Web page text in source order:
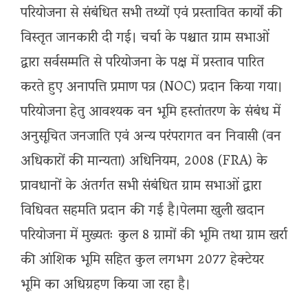
परियोजना से संबंधित सभी तथ्यों एवं प्रस्तावित कार्यों की
विस्तृत जानकारी दी गई। चर्चा के पश्चात ग्राम सभाओं
द्वारा सर्वसम्मति से परियोजना के पक्ष में प्रस्ताव पारित
करते हुए अनापत्ति प्रमाण पत्र (NOC) प्रदान किया गया।
परियोजना हेतु आवश्यक वन भूमि हस्तांतरण के संबंध में
अनुसूचित जनजाति एवं अन्य परंपरागत वन निवासी (वन
अधिकारों की मान्यता) अधिनियम, 2008 (FRA) के
प्रावधानों के अंतर्गत सभी संबंधित ग्राम सभाओं द्वारा
विधिवत सहमति प्रदान की गई है।पेलमा खुली खदान
परियोजना में मुख्यतः कुल 8 ग्रामों की भूमि तथा ग्राम खर्रा
की आंशिक भूमि सहित कुल लगभग 2077 हेक्टेयर
भूमि का अधिग्रहण किया जा रहा है।